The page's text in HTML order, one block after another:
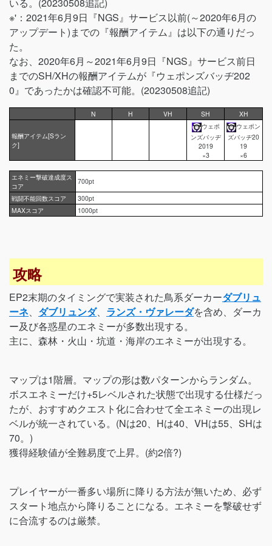
いる。(20230508追記)
※'：2021年6月9日『NGS』サービス以前(～2020年6月の
アップデート)までの『報酬アイテム』は以下の通りだっ
た。
なお、2020年6月～2021年6月9日『NGS』サービス前日
までのSH/XHの報酬アイテムが『ウェポンズバッヂ202
0』であったかは確認不可能。(20230508追記)
N H VH SH XH
報酬アイテム[Sラン
ク]
ウェポ
ンズバッヂ
2019
×3
ウェポン
ズバッヂ20
19
×6
エネミー撃破達成度ス
コア
700pt
戦闘不能回数スコア
300pt
MAXスコア
1000pt
攻略
EP2末期のタイミングで実装された鳥系ダーカーダブリュ
ーネ、 ダブリュンダ、 ランズ・ヴァレーダを含め、ダーカ
ー及び各惑星のエネミーが多数出現する。
主に、森林・火山・坑道・海岸のエネミーが出現する。
マップは1階層。マップの形は数パターンからランダム。
ボスエネミーだけ+5レベルされた状態で出現する仕様だっ
たが、おすすめクエスト化に合わせて全エネミーの出現レ
ベルが統一されている。(Nは20、Hは40、VHは55、SHは
70。)
獲得経験値が全難易度で上昇。(約2倍?)
プレイヤーが一番多い場所に降りる方法が無いため、必ず
スタート地点から降りることになる。エネミーを撃破せず
に合流するのは厳禁。